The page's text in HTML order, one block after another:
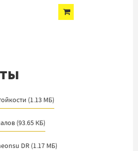
(1.13 МБ)
(93.65 КБ)
DR (1.17 МБ)